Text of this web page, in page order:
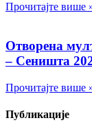
Прочитајте више
Отворена
– Сеништа
Прочитајте више
Публикације